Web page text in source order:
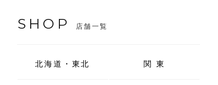
SHOP 店舗一覧
北海道・東北 関 東